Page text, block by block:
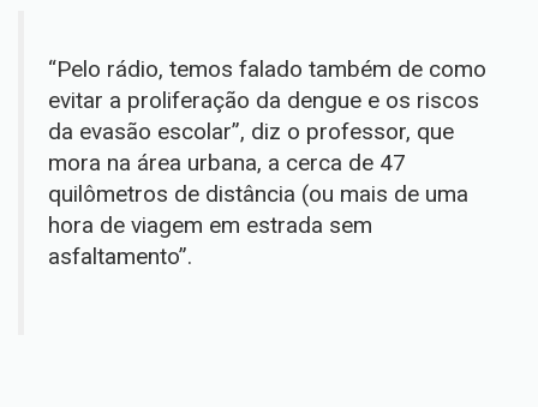
“Pelo rádio, temos falado também de como
evitar a proliferação da dengue e os riscos
da evasão escolar”, diz o professor, que
mora na área urbana, a cerca de 47
quilômetros de distância (ou mais de uma
hora de viagem em estrada sem
asfaltamento”.